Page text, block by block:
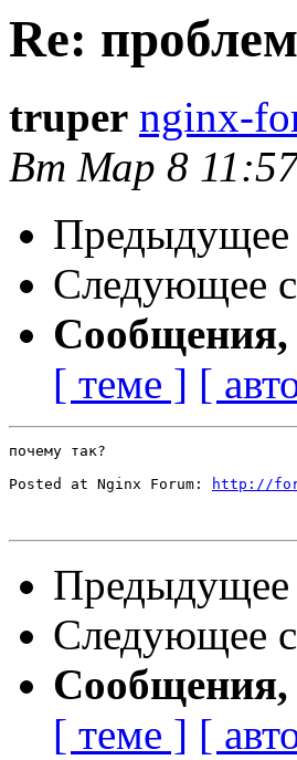
Re:
truper nginx-
Вт Мар 8
Следующее
Сообщения,
[ теме ] [
почему так?
Posted at Nginx Forum:
http://
Следующее
Сообщения,
[ теме ] [